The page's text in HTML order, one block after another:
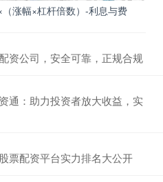
涨幅×杠杆倍数）-利息与费
资公司，安全可靠，正规合规
通：助力投资者放大收益，实
票配资平台实力排名大公开